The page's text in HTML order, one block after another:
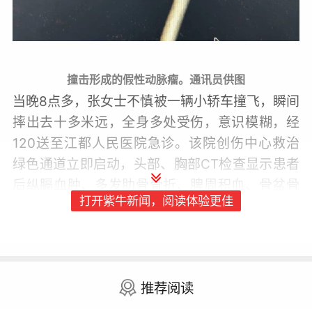
撞击形成的假性动脉瘤。通讯员供图
当晚8点多，张女士不慎被一辆小轿车撞飞，瞬间
摔出去十多米远，全身多处受伤，意识模糊，经
120送至江都人民医院急诊。该院创伤中心救治
绿色通道立即启动，头部、胸部CT检查显示患者
后纵膈血肿、多发肋骨骨折、脾周积血、骨盆骨
折。结合检验结果，医院考虑患者失血性休克，
打开紫牛新闻，阅读体验更佳
推荐阅读